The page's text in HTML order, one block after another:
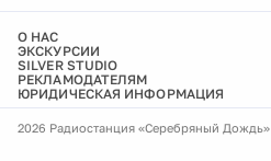
О НАС
ЭКСКУРСИИ
SILVER STUDIO
РЕКЛАМОДАТЕЛЯМ
ЮРИДИЧЕСКАЯ ИНФОРМАЦИЯ
2026 Радиостанция «Серебряный Дождь»